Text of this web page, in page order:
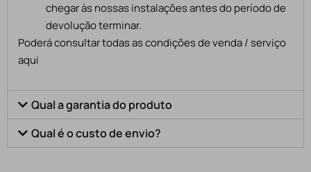
chegar às nossas instalações antes do período de
devolução terminar.
Poderá consultar todas as condições de venda / serviço
aqui
Qual a garantia do produto
Qual é o custo de envio?